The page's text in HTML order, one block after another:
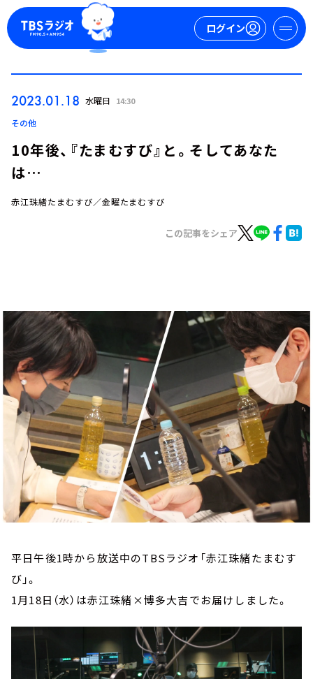
ログイン
お知らせ
イベント・グッズ
YouTube
会社情報
2023.01.18 水曜日 14:30
その他
10年後、『たまむすび』と。そしてあなた
は…
赤江珠緒たまむすび／金曜たまむすび
この記事をシェア
平日午後1時から放送中のTBSラジオ「赤江珠緒たまむす
び」。
1月18日（水）は赤江珠緒×博多大吉でお届けしました。